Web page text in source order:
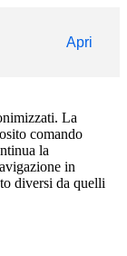
Apri
La
comando
la
in
diversi da quelli